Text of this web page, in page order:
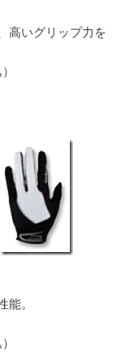
高いグリップ力を
。